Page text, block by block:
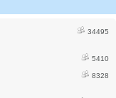
34495
5410
8328